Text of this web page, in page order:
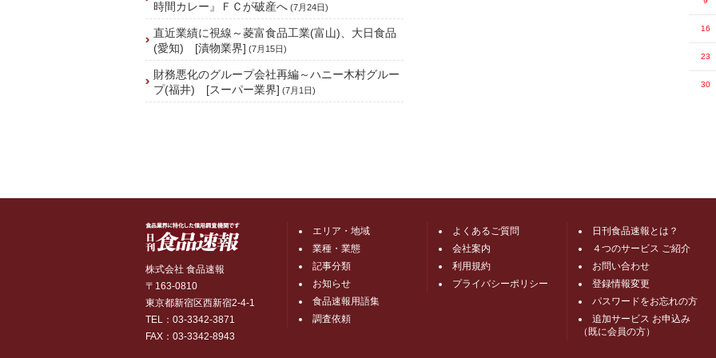
時間カレー』ＦＣが破産へ (7月24日)
直近業績に視線～菱富食品工業(富山)、大日食品
(愛知) [漬物業界] (7月15日)
財務悪化のグループ会社再編～ハニー木村グルー
プ(福井) [スーパー業界] (7月1日)
16
23
30
株式会社 食品速報
〒163-0810
東京都新宿区西新宿2-4-1
TEL：03-3342-3871
FAX：03-3342-8943
エリア・地域
業種・業態
記事分類
お知らせ
食品速報用語集
調査依頼
よくあるご質問
会社案内
利用規約
プライバシーポリシー
日刊食品速報とは？
４つのサービス ご紹介
お問い合わせ
登録情報変更
パスワードをお忘れの方
追加サービス お申込み
（既に会員の方）